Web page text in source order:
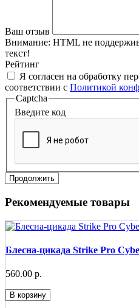
Ваш отзыв
Внимание: HTML не
текст!
Рейтинг
Я согласен на обработку
соответствии с Политикой
Captcha
Введите код
Продолжить
Рекомендуемые товары
Блесна-цикада Strike Pro
560.00 р.
В корзину